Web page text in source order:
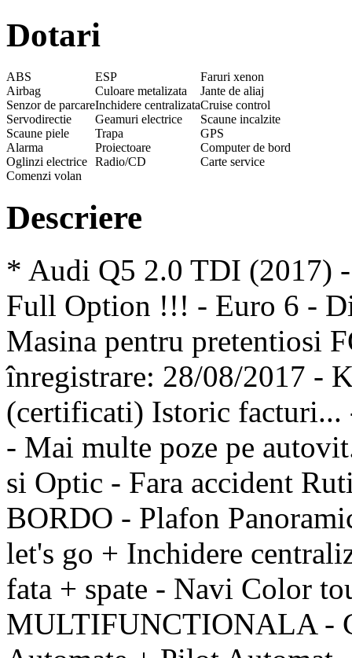
Dotari
ABS ESP
Faruri xenon
Airbag
Culoare metalizata
Jante de aliaj
Senzor de parcareInchidere centralizataCruise control
Servodirectie
Geamuri electrice
Scaune incalzite
Scaune piele
Trapa
GPS
Alarma
Proiectoare
Computer de bord
Oglinzi electrice Radio/CD
Carte service
Comenzi volan
Descriere
* Audi Q5 2.0 TDI (2017)
Full Option !!! - Euro 6 -
Masina pentru pretentiosi
înregistrare: 28/08/2017 -
(certificati) Istoric
- Mai multe poze pe
si Optic - Fara accident
BORDO - Plafon
let's go + Inchidere
fata + spate - Navi Color
MULTIFUNCTIONALA -